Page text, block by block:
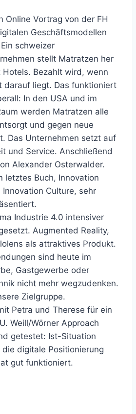
Online Vortrag von der FH
Geschäftsmodellen
schweizer
stellt Matratzen her
Bezahlt wird, wenn
darauf liegt. Das funktioniert
In den USA und im
werden Matratzen alle
und gegen neue
Das Unternehmen setzt auf
und Service. Anschließend
Alexander Osterwalder.
letztes Buch, Innovation
Culture, sehr
Industrie 4.0 intensiver
Augmented Reality,
als attraktives Produkt.
sind heute im
Gastgewerbe oder
nicht mehr wegzudenken.
Zielgruppe.
Petra und Therese für ein
Weill/Wörner Approach
getestet: Ist-Situation
digitale Positionierung
gut funktioniert.